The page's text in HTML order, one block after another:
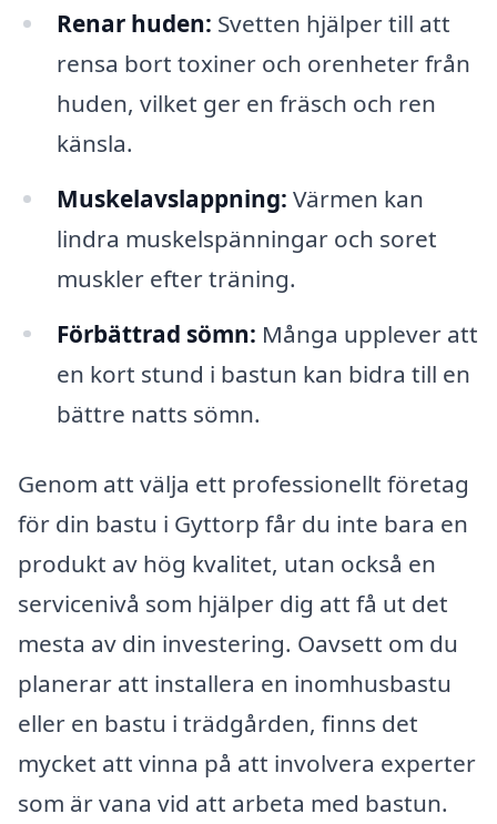
Renar huden: Svetten hjälper till att
rensa bort toxiner och orenheter från
huden, vilket ger en fräsch och ren
känsla.
Muskelavslappning: Värmen kan
lindra muskelspänningar och soret
muskler efter träning.
Förbättrad sömn: Många upplever att
en kort stund i bastun kan bidra till en
bättre natts sömn.
Genom att välja ett professionellt företag
för din bastu i Gyttorp får du inte bara en
produkt av hög kvalitet, utan också en
servicenivå som hjälper dig att få ut det
mesta av din investering. Oavsett om du
planerar att installera en inomhusbastu
eller en bastu i trädgården, finns det
mycket att vinna på att involvera experter
som är vana vid att arbeta med bastun.